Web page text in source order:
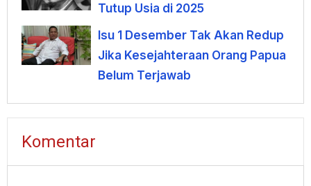
Tutup Usia di 2025
Isu 1 Desember Tak Akan Redup
Jika Kesejahteraan Orang Papua
Belum Terjawab
Komentar